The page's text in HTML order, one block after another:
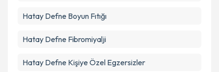
Hatay Defne Boyun Fıtığı
Hatay Defne Fibromiyalji
Hatay Defne Kişiye Özel Egzersizler